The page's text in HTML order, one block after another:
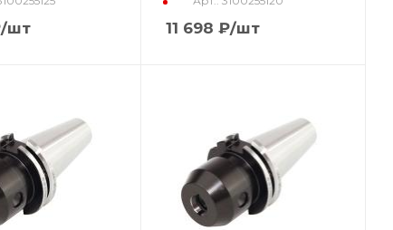
/шт 11 698 ₽/шт